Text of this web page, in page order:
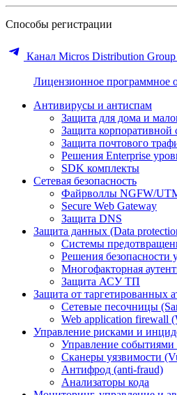
Способы регистрации
Канал Micros Distribution Group
Лицензионное программное
Антивирусы и антиспам
Защита для дома и
Защита корпоративной
Защита почтового
Решения Enterprise
SDK комплекты
Сетевая безопасность
Файрволлы NGFW/
Secure Web Gateway
Защита DNS
Защита данных (Data
Системы
Решения безопасности
Многофакторная
Защита АСУ ТП
Защита от таргетированных
Сетевые песочницы
Web application firewall
Управление рисками и
Управление
Сканеры уязвимости
Антифрод (anti-fraud)
Анализаторы кода